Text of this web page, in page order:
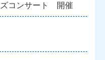
ズコンサート 開催